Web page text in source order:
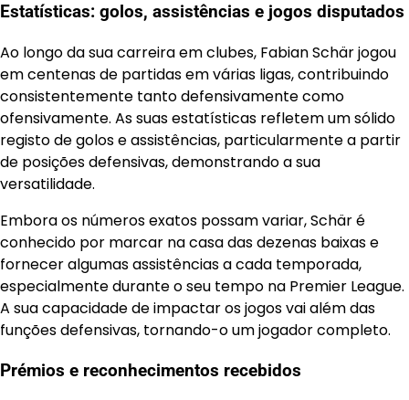
Estatísticas: golos, assistências e jogos disputados
Ao longo da sua carreira em clubes, Fabian Schär jogou
em centenas de partidas em várias ligas, contribuindo
consistentemente tanto defensivamente como
ofensivamente. As suas estatísticas refletem um sólido
registo de golos e assistências, particularmente a partir
de posições defensivas, demonstrando a sua
versatilidade.
Embora os números exatos possam variar, Schär é
conhecido por marcar na casa das dezenas baixas e
fornecer algumas assistências a cada temporada,
especialmente durante o seu tempo na Premier League.
A sua capacidade de impactar os jogos vai além das
funções defensivas, tornando-o um jogador completo.
Prémios e reconhecimentos recebidos